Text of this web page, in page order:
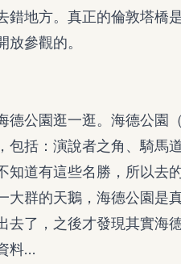
錯地方。真正的倫敦塔橋
參觀的。
德公園逛一逛。海德公園
包括：演說者之角、騎馬
知道有這些名勝，所以去
大群的天鵝，海德公園是
去了，之後才發現其實海
料…